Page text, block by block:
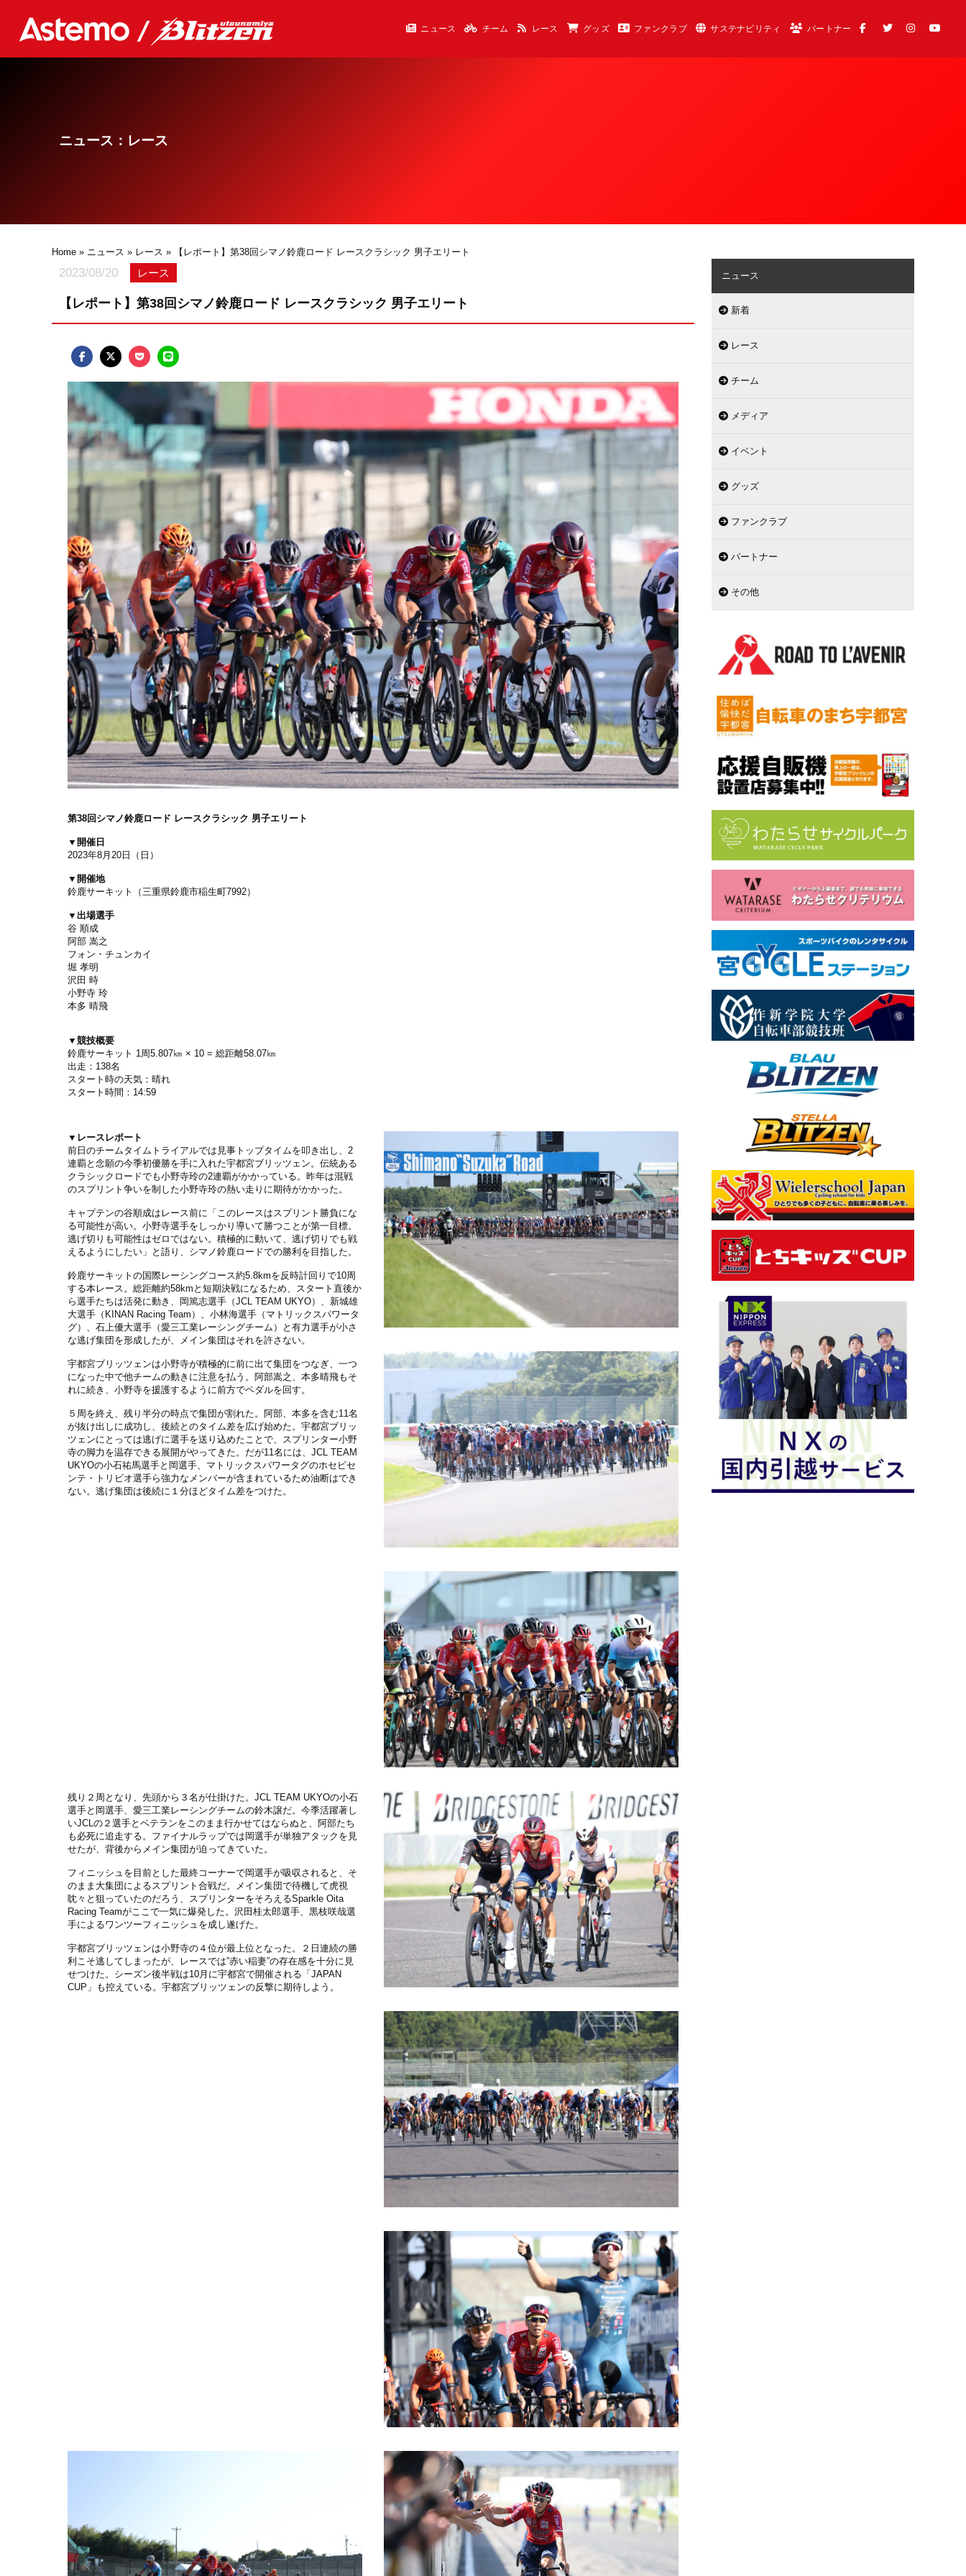
ニュース チーム レース グッズ ファンクラブ サステナビリティ パートナー
ニュース：レース
Home » ニュース » レース » 【レポート】第38回シマノ鈴鹿ロード レースクラシック 男子エリート
2023/08/20 レース
【レポート】第38回シマノ鈴鹿ロード レースクラシック 男子エリート
第38回シマノ鈴鹿ロード レースクラシック 男子エリート
▼開催日
2023年8月20日（日）
▼開催地
鈴鹿サーキット（三重県鈴鹿市稲生町7992）
▼出場選手
谷 順成
阿部 嵩之
フォン・チュンカイ
堀 孝明
沢田 時
小野寺 玲
本多 晴飛
▼競技概要
鈴鹿サーキット 1周5.807㎞ × 10 = 総距離58.07㎞
出走：138名
スタート時の天気：晴れ
スタート時間：14:59
▼レースレポート
前日のチームタイムトライアルでは見事トップタイムを叩き出し、2
連覇と念願の今季初優勝を手に入れた宇都宮ブリッツェン。伝統ある
クラシックロードでも小野寺玲の2連覇がかかっている。昨年は混戦
のスプリント争いを制した小野寺玲の熱い走りに期待がかかった。
キャプテンの谷順成はレース前に「このレースはスプリント勝負にな
る可能性が高い。小野寺選手をしっかり導いて勝つことが第一目標。
逃げ切りも可能性はゼロではない。積極的に動いて、逃げ切りでも戦
えるようにしたい」と語り、シマノ鈴鹿ロードでの勝利を目指した。
鈴鹿サーキットの国際レーシングコース約5.8kmを反時計回りで10周
する本レース。総距離約58kmと短期決戦になるため、スタート直後か
ら選手たちは活発に動き、岡篤志選手（JCL TEAM UKYO）、新城雄
大選手（KINAN Racing Team）、小林海選手（マトリックスパワータ
グ）、石上優大選手（愛三工業レーシングチーム）と有力選手が小さ
な逃げ集団を形成したが、メイン集団はそれを許さない。
宇都宮ブリッツェンは小野寺が積極的に前に出て集団をつなぎ、一つ
になった中で他チームの動きに注意を払う。阿部嵩之、本多晴飛もそ
れに続き、小野寺を援護するように前方でペダルを回す。
５周を終え、残り半分の時点で集団が割れた。阿部、本多を含む11名
が抜け出しに成功し、後続とのタイム差を広げ始めた。宇都宮ブリッ
ツェンにとっては逃げに選手を送り込めたことで、スプリンター小野
寺の脚力を温存できる展開がやってきた。だが11名には、JCL TEAM
UKYOの小石祐馬選手と岡選手、マトリックスパワータグのホセビセ
ンテ・トリビオ選手ら強力なメンバーが含まれているため油断はでき
ない。逃げ集団は後続に１分ほどタイム差をつけた。
残り２周となり、先頭から３名が仕掛けた。JCL TEAM UKYOの小石
選手と岡選手、愛三工業レーシングチームの鈴木譲だ。今季活躍著し
いJCLの２選手とベテランをこのまま行かせてはならぬと、阿部たち
も必死に追走する。ファイナルラップでは岡選手が単独アタックを見
せたが、背後からメイン集団が迫ってきていた。
フィニッシュを目前とした最終コーナーで岡選手が吸収されると、そ
のまま大集団によるスプリント合戦だ。メイン集団で待機して虎視
眈々と狙っていたのだろう、スプリンターをそろえるSparkle Oita
Racing Teamがここで一気に爆発した。沢田桂太郎選手、黒枝咲哉選
手によるワンツーフィニッシュを成し遂げた。
宇都宮ブリッツェンは小野寺の４位が最上位となった。２日連続の勝
利こそ逃してしまったが、レースでは”赤い稲妻”の存在感を十分に見
せつけた。シーズン後半戦は10月に宇都宮で開催される「JAPAN
CUP」も控えている。宇都宮ブリッツェンの反撃に期待しよう。
ニュース
新着
レース
チーム
メディア
イベント
グッズ
ファンクラブ
パートナー
その他